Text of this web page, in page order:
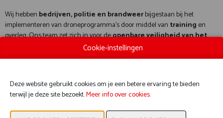
Wij hebben bedrijven, politie en brandweerbijgestaan bij het
implementeren van droneprogramma’s door middel van training en
overleg. Ons team zet zich in voor deopenbare veiligheid van het
door het gebruik van drones. Maximale veiligheid en echt
‘Airmanship’ voor veilige vluchten!
Cookie-instellingen
Deze website gebruikt cookies om je een betere ervaring te bieden
terwijl je deze site bezoekt.Meer info over cookies.